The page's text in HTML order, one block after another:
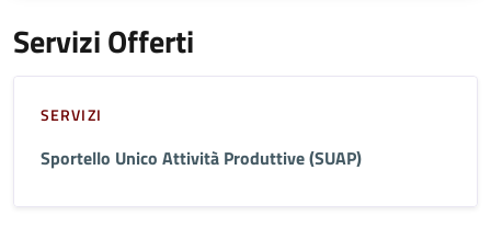
Servizi Offerti
SERVIZI
Sportello Unico Attività Produttive (SUAP)